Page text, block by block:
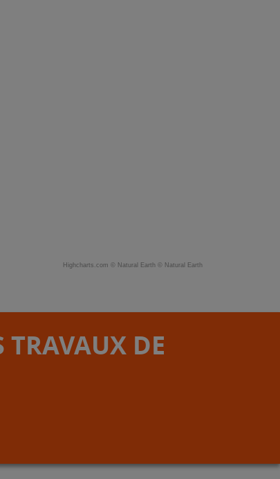
Highcharts.com © Natural Earth © Natural Earth
TRAVAUX DE